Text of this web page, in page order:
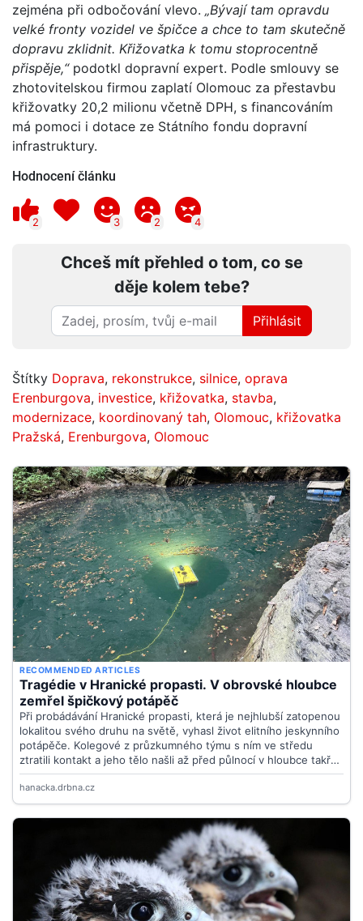
zejména při odbočování vlevo. „Bývají tam opravdu
velké fronty vozidel ve špičce a chce to tam skutečně
dopravu zklidnit. Křižovatka k tomu stoprocentně
přispěje,“ podotkl dopravní expert. Podle smlouvy se
zhotovitelskou firmou zaplatí Olomouc za přestavbu
křižovatky 20,2 milionu včetně DPH, s financováním
má pomoci i dotace ze Státního fondu dopravní
infrastruktury.
Hodnocení článku
2 3 2 4
Chceš mít přehled o tom, co se
děje kolem tebe?
Přihlásit
Štítky Doprava, rekonstrukce, silnice, oprava
Erenburgova, investice, křižovatka, stavba,
modernizace, koordinovaný tah, Olomouc, křižovatka
Pražská, Erenburgova, Olomouc